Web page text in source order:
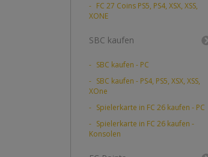
FC 27 Coins PS5, PS4, XSX, XSS,
XONE
SBC kaufen
SBC kaufen - PC
SBC kaufen - PS4, PS5, XSX, XSS,
XOne
Spielerkarte in FC 26 kaufen - PC
Spielerkarte in FC 26 kaufen -
Konsolen